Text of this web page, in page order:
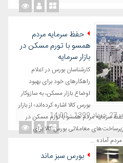
حفظ سرمایه مردم
همسو با تورم مسکن در
بازار سرمایه
کارشناسان بورس در اعلام
راهکارهای خود برای بهبود
اوضاع بازار مسکن، به سازوکار
بورس کالا اشاره کرده‌اند؛ از بازار
سرمایه مردم همسو با تورم مسکن در
معاملاتی بورس کالا برای
آماده ...
بورس سبز ماند